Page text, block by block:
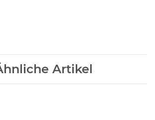
Artikel